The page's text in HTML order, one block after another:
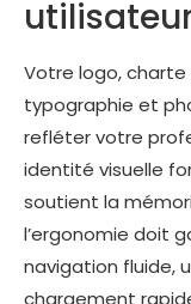
Votre logo, charte
typographie et
refléter votre
identité visuelle
soutient la
l’ergonomie doit
navigation fluide,
chargement